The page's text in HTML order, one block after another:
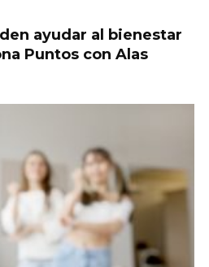
ayudar al bienestar
Puntos con Alas